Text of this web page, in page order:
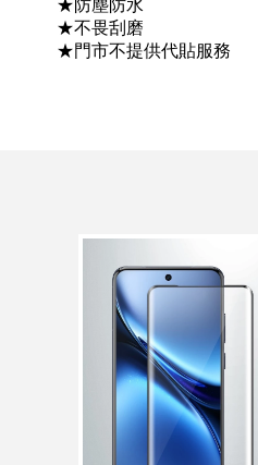
★防塵防水
★不畏刮磨
★門市不提供代貼服務